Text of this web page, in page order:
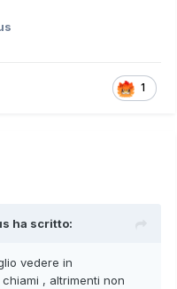
1
ha scritto:
vedere in
, altrimenti non